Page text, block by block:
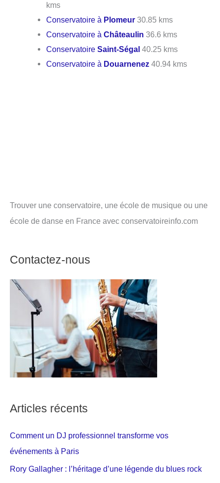
kms
Conservatoire à Plomeur 30.85 kms
Conservatoire àChâteaulin 36.6 kms
ConservatoireSaint-Ségal 40.25 kms
Conservatoire à Douarnenez 40.94 kms
Trouver une conservatoire, une école de musique ou une
école de danse en France avec conservatoireinfo.com
Contactez-nous
Articles récents
Comment un DJ professionnel transforme vos
événements à Paris
Rory Gallagher : l’héritage d’une légende du blues rock